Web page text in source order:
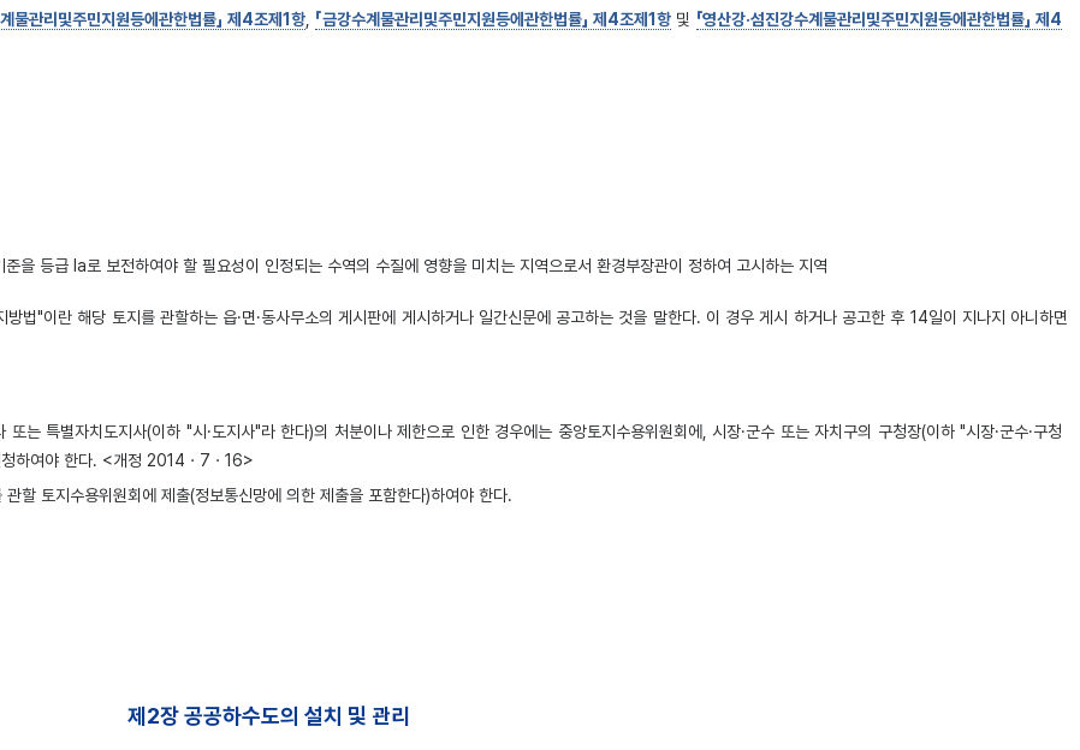
계물관리및주민지원등에관한법률」 제4조제1항, 「금강수계물관리및주민지원등에관한법률」 제4조제1항및 「영산강·섬진강수계물관리및주민지원등에관한법률」 제4
을 등급 Ⅰa로 보전하여야 할 필요성이 인정되는 수역의 수질에 영향을 미치는 지역으로서 환경부장관이 정하여 고시하는 지역
방법"이란 해당 토지를 관할하는 읍·면·동사무소의 게시판에 게시하거나 일간신문에 공고하는 것을 말한다. 이 경우 게시 하거나 공고한 후 14일이 지나지 아니하면
또는 특별자치도지사(이하 "시·도지사"라 한다)의 처분이나 제한으로 인한 경우에는 중앙토지수용위원회에, 시장·군수 또는 자치구의 구청장(이하 "시장·군수·구청
청하여야 한다. <개정 2014ㆍ7ㆍ16>
할 토지수용위원회에 제출(정보통신망에 의한 제출을 포함한다)하여야 한다.
제2장 공공하수도의 설치 및 관리